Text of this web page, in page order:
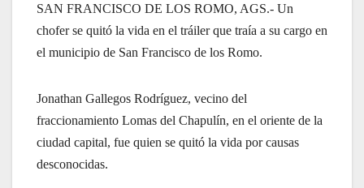
SAN FRANCISCO DE LOS ROMO, AGS.- Un
chofer se quitó la vida en el tráiler que traía a su cargo en
el municipio de San Francisco de los Romo.
Jonathan Gallegos Rodríguez, vecino del
fraccionamiento Lomas del Chapulín, en el oriente de la
ciudad capital, fue quien se quitó la vida por causas
desconocidas.